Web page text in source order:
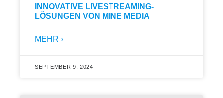
INNOVATIVE LIVESTREAMING-
LÖSUNGEN VON MINE MEDIA
MEHR ›
SEPTEMBER 9, 2024